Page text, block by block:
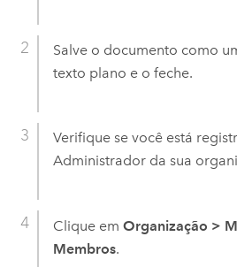
Salve o documento como
texto plano e o feche.
Verifique se você está
Administrador da sua
Clique em Organização >
Membros.